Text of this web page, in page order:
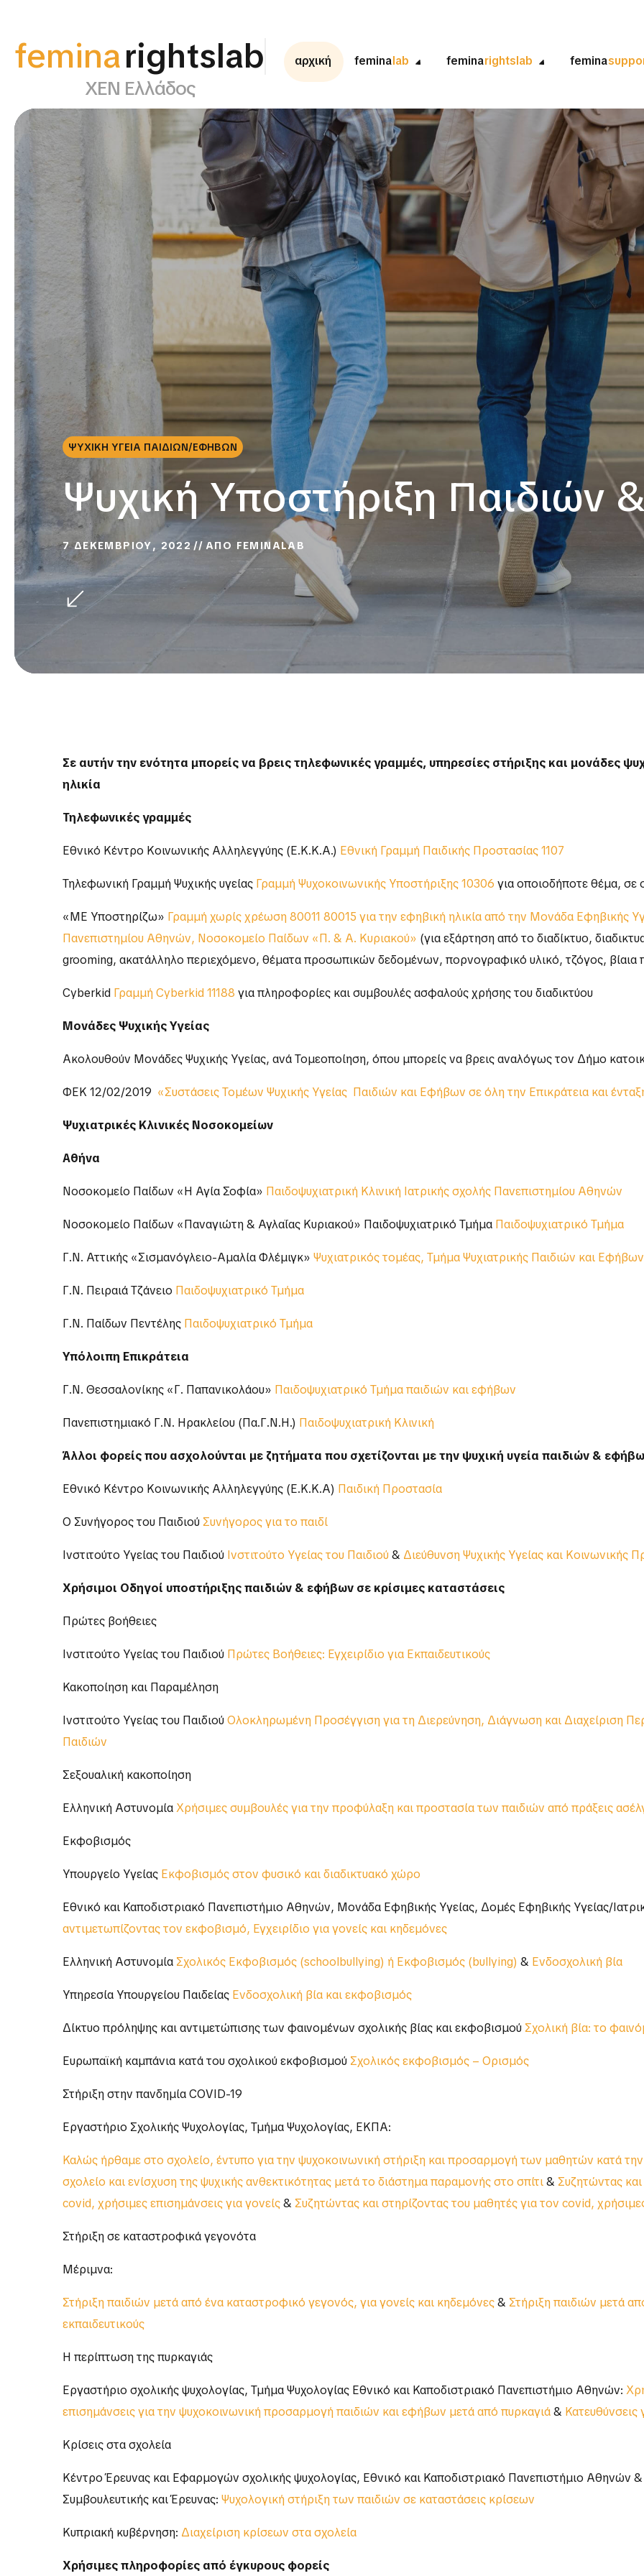
feminarightslab
ΧΕΝ Ελλάδος
αρχική feminalab feminarightslab femina
ΨΥΧΙΚΗ ΥΓΕΙΑ ΠΑΙΔΙΩΝ/ΕΦΗΒΩΝ
Ψυχική Υποστήριξη Παιδιών
7 ΔΕΚΕΜΒΡΙΟΥ, 2022 ΑΠΟ FEMINALAB
Σε αυτήν την ενότητα μπορείς να βρεις τηλεφωνικές γραμμές, υπηρεσίες στήριξης και μονάδες
ηλικία
Τηλεφωνικές γραμμές
Εθνικό Κέντρο Κοινωνικής Αλληλεγγύης (Ε.Κ.Κ.Α.) Εθνική Γραμμή Παιδικής Προστασίας 1107
Τηλεφωνική Γραμμή Ψυχικής υγείας Γραμμή Ψυχοκοινωνικής Υποστήριξης 10306 για οποιοδήποτε θέμα, σε
«ΜΕ Υποστηρίζω» Γραμμή χωρίς χρέωση 80011 80015 για την εφηβική ηλικίααπό την Μονάδα Εφηβικής
Πανεπιστημίου Αθηνών, Νοσοκομείο Παίδων «Π. & Α. Κυριακού» (για εξάρτηση από το διαδίκτυο,
grooming, ακατάλληλο περιεχόμενο, θέματα προσωπικών δεδομένων, πορνογραφικό υλικό, τζόγος, βίαια
Cyberkid Γραμμή Cyberkid 11188 για πληροφορίες και συμβουλές ασφαλούς χρήσης του διαδικτύου
Μονάδες Ψυχικής Υγείας
Ακολουθούν Μονάδες Ψυχικής Υγείας, ανά Τομεοποίηση, όπου μπορείς να βρεις αναλόγως τον Δήμο
ΦΕΚ 12/02/2019 «Συστάσεις Τομέων Ψυχικής Υγείας Παιδιών και Εφήβων σε όλη την Επικράτεια και
Ψυχιατρικές Κλινικές Νοσοκομείων
Αθήνα
Νοσοκομείο Παίδων «Η Αγία Σοφία» Παιδοψυχιατρική Κλινική Ιατρικής σχολής Πανεπιστημίου Αθηνών
Νοσοκομείο Παίδων «Παναγιώτη & Αγλαΐας Κυριακού» Παιδοψυχιατρικό Τμήμα Παιδοψυχιατρικό Τμήμα
Γ.Ν. Αττικής «Σισμανόγλειο-Αμαλία Φλέμιγκ» Ψυχιατρικός τομέας, Τμήμα Ψυχιατρικής Παιδιών και Εφήβων
Γ.Ν. Πειραιά Τζάνειο Παιδοψυχιατρικό Τμήμα
Γ.Ν. Παίδων Πεντέλης Παιδοψυχιατρικό Τμήμα
Υπόλοιπη Επικράτεια
Γ.Ν. Θεσσαλονίκης «Γ. Παπανικολάου» Παιδοψυχιατρικό Τμήμα παιδιών και εφήβων
Πανεπιστημιακό Γ.Ν. Ηρακλείου (Πα.Γ.Ν.Η.) Παιδοψυχιατρική Κλινική
Άλλοι φορείς που ασχολούνται με ζητήματα που σχετίζονται με την ψυχική υγεία παιδιών &
Εθνικό Κέντρο Κοινωνικής Αλληλεγγύης (Ε.Κ.Κ.Α) Παιδική Προστασία
Ο Συνήγορος του Παιδιού Συνήγορος για το παιδί
Ινστιτούτο Υγείας του Παιδιού Ινστιτούτο Υγείας του Παιδιού& Διεύθυνση Ψυχικής Υγείας και Κοινωνικής
Χρήσιμοι Οδηγοί υποστήριξης παιδιών & εφήβων σε κρίσιμες καταστάσεις
Πρώτες βοήθειες
Ινστιτούτο Υγείας του Παιδιού Πρώτες Βοήθειες: Εγχειρίδιο για Εκπαιδευτικούς
Κακοποίηση και Παραμέληση
Ινστιτούτο Υγείας του ΠαιδιούΟλοκληρωμένη Προσέγγιση για τη Διερεύνηση, Διάγνωση και Διαχείριση
Παιδιών
Σεξουαλική κακοποίηση
Ελληνική ΑστυνομίαΧρήσιμες συμβουλές για την προφύλαξη και προστασία των παιδιών από πράξεις
Εκφοβισμός
Υπουργείο Υγείας Εκφοβισμός στον φυσικό και διαδικτυακό χώρο
Εθνικό και Καποδιστριακό Πανεπιστήμιο Αθηνών, Μονάδα Εφηβικής Υγείας, Δομές Εφηβικής Υγείας/
αντιμετωπίζοντας τον εκφοβισμό, Εγχειρίδιο για γονείς και κηδεμόνες
Ελληνική Αστυνομία Σχολικός Εκφοβισμός (schoolbullying) ή Εκφοβισμός (bullying) & Ενδοσχολική βία
Υπηρεσία Υπουργείου Παιδείας Ενδοσχολική βία και εκφοβισμός
Δίκτυο πρόληψης και αντιμετώπισης των φαινομένων σχολικής βίας και εκφοβισμού Σχολική βία: το
Ευρωπαϊκή καμπάνια κατά του σχολικού εκφοβισμού Σχολικός εκφοβισμός – Ορισμός
Στήριξη στην πανδημία COVID-19
Εργαστήριο Σχολικής Ψυχολογίας, Τμήμα Ψυχολογίας, ΕΚΠΑ:
Καλώς ήρθαμε στο σχολείο, έντυπο για την ψυχοκοινωνική στήριξη και προσαρμογή των μαθητών κατά
σχολείο και ενίσχυση της ψυχικής ανθεκτικότητας μετά το διάστημα παραμονής στο σπίτι& Συζητώντας
covid, χρήσιμες επισημάνσεις για γονείς& Συζητώντας και στηρίζοντας του μαθητές για τον covid,
Στήριξη σε καταστροφικά γεγονότα
Μέριμνα:
Στήριξη παιδιών μετά από ένα καταστροφικό γεγονός, για γονείς και κηδεμόνες& Στήριξη παιδιών μετά
εκπαιδευτικούς
Η περίπτωση της πυρκαγιάς
Εργαστήριο σχολικής ψυχολογίας, Τμήμα Ψυχολογίας Εθνικό και Καποδιστριακό Πανεπιστήμιο Αθηνών:
επισημάνσεις για την ψυχοκοινωνική προσαρμογή παιδιών και εφήβων μετά από πυρκαγιά& Κατευθύνσεις
Κρίσεις στα σχολεία
Κέντρο Έρευνας και Εφαρμογών σχολικής ψυχολογίας, Εθνικό και Καποδιστριακό Πανεπιστήμιο Αθηνών &
Συμβουλευτικής και Έρευνας: Ψυχολογική στήριξη των παιδιών σε καταστάσεις κρίσεων
Κυπριακή κυβέρνηση: Διαχείριση κρίσεων στα σχολεία
Χρήσιμες πληροφορίες από έγκυρους φορείς